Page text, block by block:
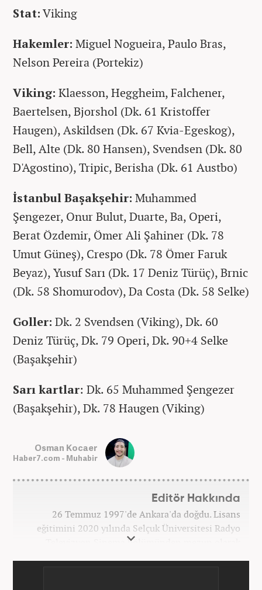
Stat:Viking
Hakemler: Miguel Nogueira, Paulo Bras,
Nelson Pereira (Portekiz)
Viking: Klaesson, Heggheim, Falchener,
Baertelsen, Bjorshol (Dk. 61 Kristoffer
Haugen), Askildsen (Dk. 67 Kvia-Egeskog),
Bell, Alte (Dk. 80 Hansen), Svendsen (Dk. 80
D'Agostino), Tripic, Berisha (Dk. 61 Austbo)
İstanbul Başakşehir: Muhammed
Şengezer, Onur Bulut, Duarte, Ba, Operi,
Berat Özdemir, Ömer Ali Şahiner (Dk. 78
Umut Güneş), Crespo (Dk. 78 Ömer Faruk
Beyaz), Yusuf Sarı (Dk. 17 Deniz Türüç), Brnic
(Dk. 58 Shomurodov), Da Costa (Dk. 58 Selke)
Goller: Dk. 2 Svendsen (Viking), Dk. 60
Deniz Türüç, Dk. 79 Operi, Dk. 90+4 Selke
(Başakşehir)
Sarı kartlar: Dk. 65 Muhammed Şengezer
(Başakşehir), Dk. 78 Haugen (Viking)
Osman Kocaer
Haber7.com - Muhabir
Editör Hakkında
26 Temmuz 1997'de Ankara'da doğdu. Lisans
eğitimini 2020 yılında Selçuk Üniversitesi Radyo
Televizyon Sinema bölümünden mezun olarak